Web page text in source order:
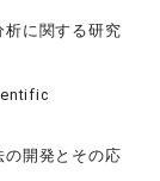
析に関する研究
の開発とその応